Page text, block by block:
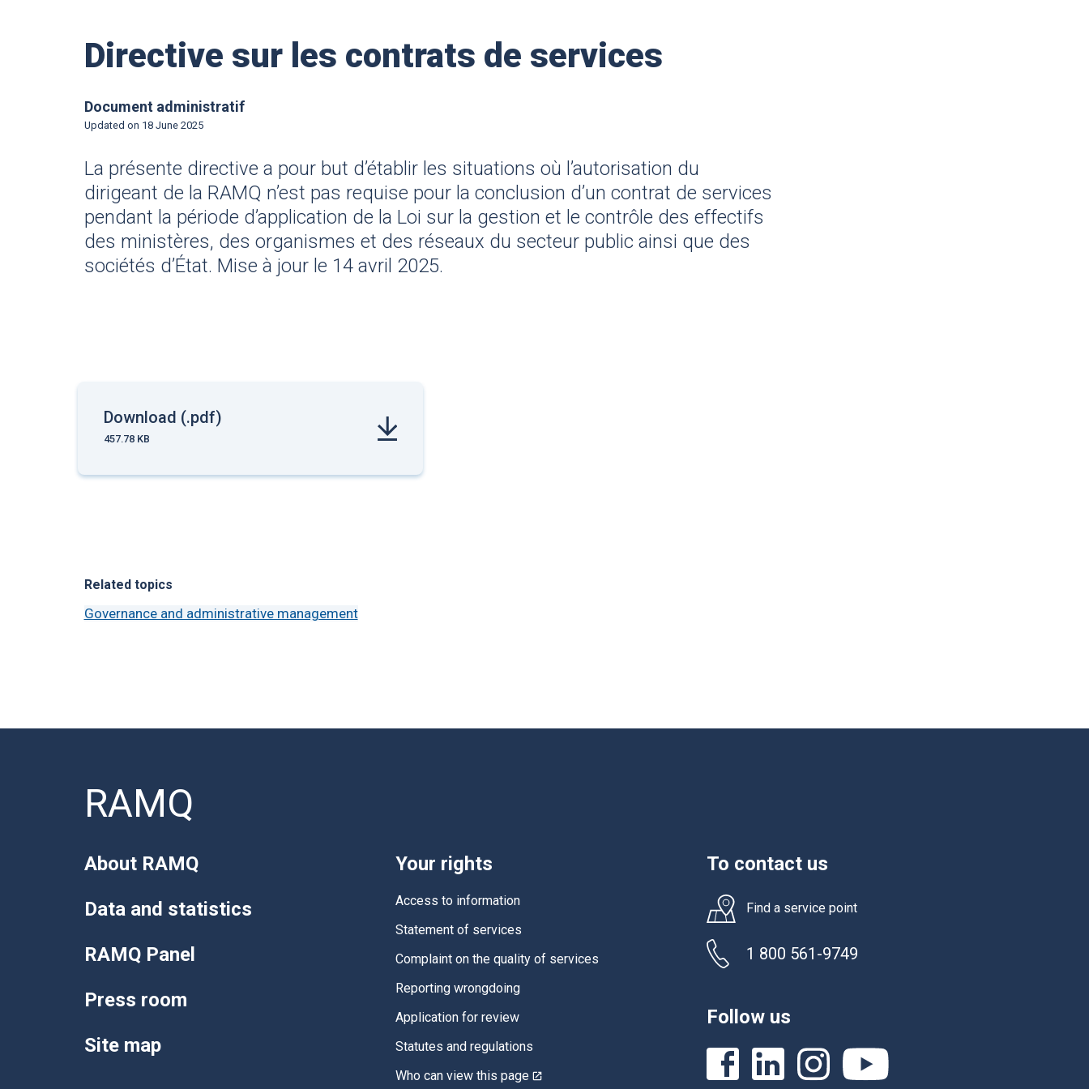
Directive sur les contrats de services
Document administratif
Updated on 18 June 2025
La présente directive a pour but d’établir les situations où l’autorisation du
dirigeant de la RAMQ n’est pas requise pour la conclusion d’un contrat de services
pendant la période d’application de la Loi sur la gestion et le contrôle des effectifs
des ministères, des organismes et des réseaux du secteur public ainsi que des
sociétés d’État. Mise à jour le 14 avril 2025.
Download (.pdf)
457.78 KB
Related topics
Governance and administrative management
RAMQ
About RAMQ
Data and statistics
RAMQ Panel
Press room
Site map
Your rights
Access to information
Statement of services
Complaint on the quality of services
Reporting wrongdoing
Application for review
Statutes and regulations
Who can view this page
To contact us
Find a service point
1 800 561-9749
Follow us